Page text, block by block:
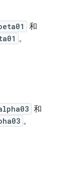
和
。
和
。